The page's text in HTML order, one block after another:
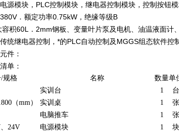
源模块，PLC控制模块，继电器控制模块，控制按钮模
．额定功率0.75kW，绝缘等级B
积60L．2mm钢板、变量叶片泵及电机、油温液面计
统继电器控制，*的PLC自动控制及MGGS组态软件控
件：
单：
规格 名称 数量单
实训台 1
台
（mm） 实训桌 1
张
电脑推车 1
张
、24V 电源模块 1
块